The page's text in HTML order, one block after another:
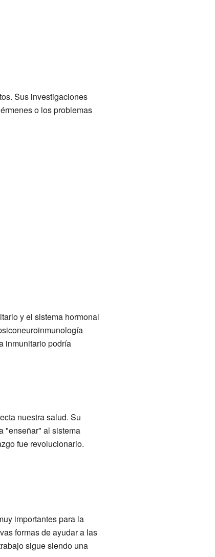
Sus investigaciones
o los problemas
y el sistema hormonal
inmunitario podría
nuestra salud. Su
"enseñar" al sistema
fue revolucionario.
importantes para la
formas de ayudar a las
sigue siendo una